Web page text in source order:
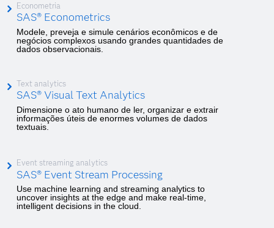
Econometria
SAS® Econometrics
Modele, preveja e simule cenários econômicos e de
negócios complexos usando grandes quantidades de
dados observacionais.
Text analytics
SAS® Visual Text Analytics
Dimensione o ato humano de ler, organizar e extrair
informações úteis de enormes volumes de dados
textuais.
Event streaming analytics
SAS® Event Stream Processing
Use machine learning and streaming analytics to
uncover insights at the edge and make real-time,
intelligent decisions in the cloud.